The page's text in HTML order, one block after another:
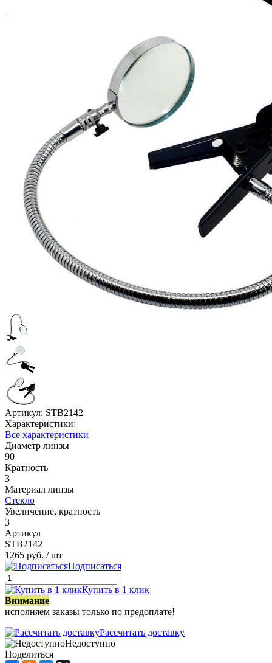
Артикул: STB2142
Характеристики:
Все характеристики
Диаметр линзы
90
Кратность
3
Материал линзы
Стекло
Увеличение, кратность
3
Артикул
STB2142
1265 руб. / шт
Подписаться
Купить в 1 клик
Внимание
исполняем заказы только по предоплате!
Рассчитать доставку
Недоступно
Поделиться